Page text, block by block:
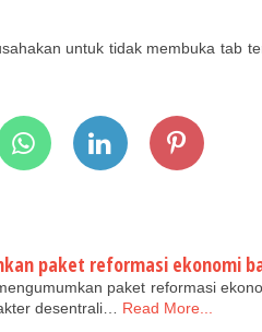
untuk tidak membuka tab
paket reformasi ekonomi
paket reformasi
desentrali… Read More...